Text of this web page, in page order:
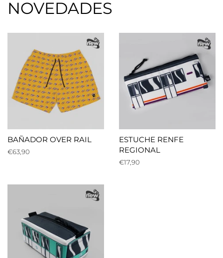
NOVEDADES
BAÑADOR OVER RAIL
Precio
€63,90
ESTUCHE RENFE
REGIONAL
Precio
€17,90